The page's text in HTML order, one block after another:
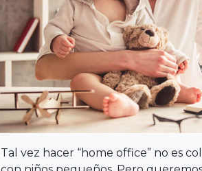
Tal vez hacer “home office” no es